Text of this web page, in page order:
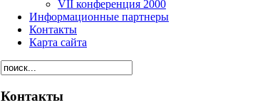
VII конференция 2000
Информационные партнеры
Контакты
Карта сайта
Контакты